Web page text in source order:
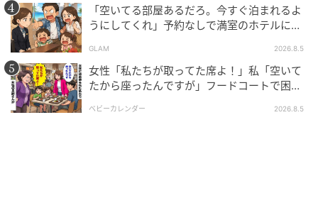
ています。
元記事で読む
次の記事
「俺の方が普通に強いよ」マッチングアプリ
「空いてる部屋あるだろ。今すぐ泊まれるよ
うにしてくれ」予約なしで満室のホテルに押
一変
GLAM 2026.8.5
女性「私たちが取ってた席よ！」私「空いて
たから座ったんですが」フードコートで困
ベビーカレンダー 2026.8.5